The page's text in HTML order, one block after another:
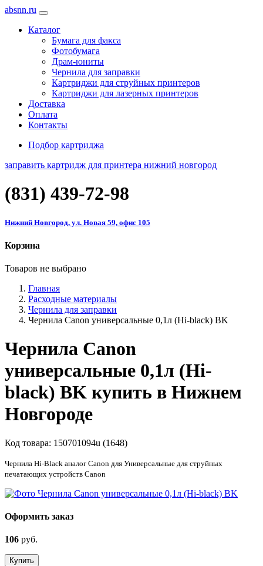
absnn.ru
Каталог
Бумага для факса
Фотобумага
Драм-юниты
Чернила для заправки
Картриджи для струйных принтеров
Картриджи для лазерных принтеров
Доставка
Оплата
Контакты
Подбор картриджа
заправить картридж для принтера нижний новгород
(831) 439-72-98
Нижний Новгород, ул. Новая 59, офис 105
Корзина
Товаров не выбрано
Главная
Расходные материалы
Чернила для заправки
Чернила Canon универсальные 0,1л (Hi-black) BK
Чернила Canon
универсальные 0,1л (Hi-
black) BK купить в Нижнем
Новгороде
Код товара: 150701094u (1648)
Чернила Hi-Black аналог Canon для Универсальные для струйных
печатающих устройств Canon
Оформить заказ
106 руб.
Купить